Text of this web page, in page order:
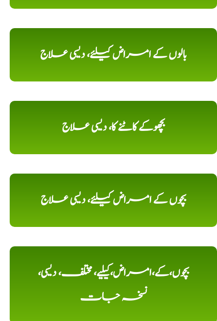
بالوں کے امراض کیلئے، دیسی علاج
بچھوکے کاٹنے کا، دیسی علاج
بچوں کے امراض کیلئے، دیسی علاج
بچوں،کے،امراض،کیلیے، مختلف، دیسی،
نسخہ جات